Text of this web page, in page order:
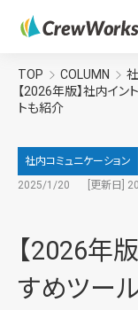
TOP COLUMN
【2026年版】社内イン
トも紹介
社内コミュニケーション
2025/1/20
[更新日]
【2026年
すめツール